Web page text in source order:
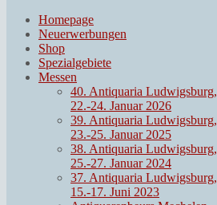
Homepage
Neuerwerbungen
Shop
Spezialgebiete
Messen
40. Antiquaria Ludwigsburg,
22.-24. Januar 2026
39. Antiquaria Ludwigsburg,
23.-25. Januar 2025
38. Antiquaria Ludwigsburg,
25.-27. Januar 2024
37. Antiquaria Ludwigsburg,
15.-17. Juni 2023